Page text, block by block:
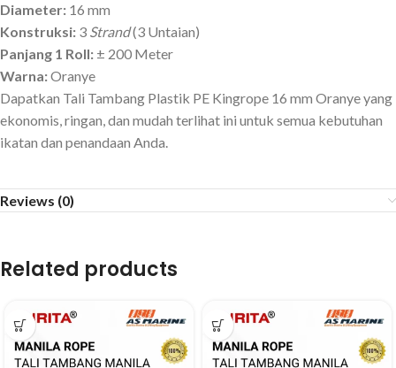
Diameter: 16 mm
Konstruksi: 3 Strand(3 Untaian)
Panjang 1 Roll: ± 200 Meter
Warna:Oranye
Dapatkan Tali Tambang Plastik PE Kingrope 16 mm Oranye yang
ekonomis, ringan, dan mudah terlihat ini untuk semua kebutuhan
ikatan dan penandaan Anda.
Reviews (0)
Related products